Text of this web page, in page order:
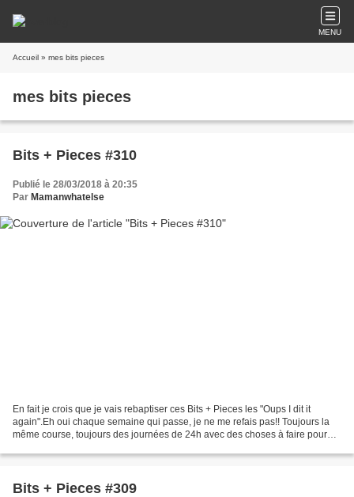
MENU
Accueil » mes bits pieces
mes bits pieces
Bits + Pieces #310
Publié le 28/03/2018 à 20:35
Par Mamanwhatelse
En fait je crois que je vais rebaptiser ces Bits + Pieces les "Oups I dit it
again".Eh oui chaque semaine qui passe, je ne me refais pas!! Toujours la
même course, toujours des journées de 24h avec des choses à faire pour
Bits + Pieces #309